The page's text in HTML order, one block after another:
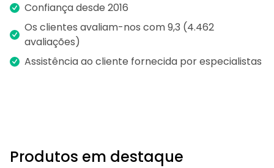
Confiança desde 2016
Os clientes avaliam-nos com 9,3 (4.462
avaliações)
Assistência ao cliente fornecida por especialistas
Produtos em destaque